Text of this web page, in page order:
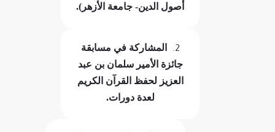
أصول الدين- جامعة الأزهر).
المشاركة في مسابقة
جائزة الأمير سلمان بن عبد
العزيز لحفظ القرآن الكريم